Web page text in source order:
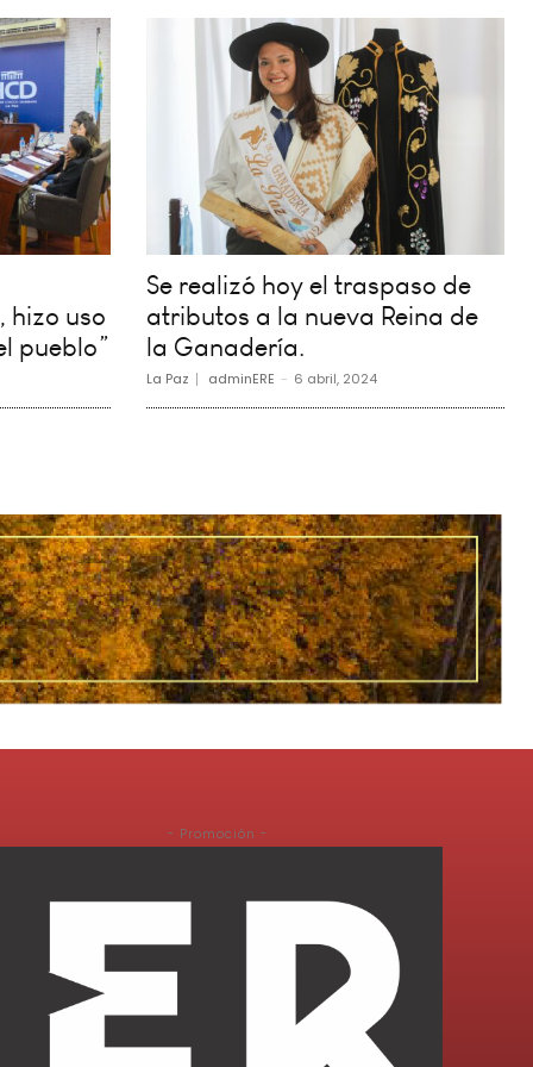
hizo uso
pueblo”
Se realizó hoy el traspaso de
atributos a la nueva Reina de
la Ganadería.
La Paz adminERE - 6 abril, 2024
- Promoción -